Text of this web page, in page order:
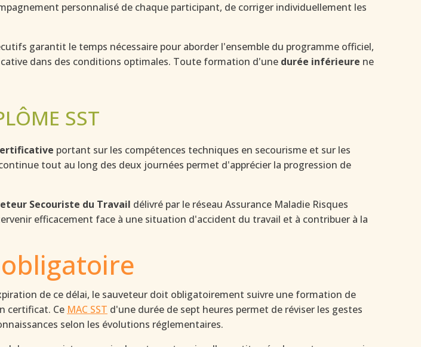
personnalisé de chaque participant, de corriger individuellement les
garantit le temps nécessaire pour aborder l'ensemble du programme officiel,
dans des conditions optimales. Toute formation d'une durée inférieure ne
SST
portant sur les compétences techniques en secourisme et sur les
tout au long des deux journées permet d'apprécier la progression de
Secouriste du Travail délivré par le réseau Assurance Maladie Risques
efficacement face à une situation d'accident du travail et à contribuer à la
de ce délai, le sauveteur doit obligatoirement suivre une formation de
certificat. Ce MAC SST d'une durée de sept heures permet de réviser les gestes
selon les évolutions réglementaires.